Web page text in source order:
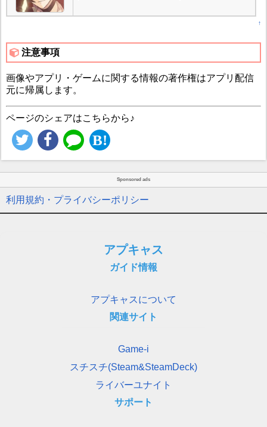
↑
注意事項
画像やアプリ・ゲームに関する情報の著作権はアプリ配信
元に帰属します。
ページのシェアはこちらから♪
Sponsored ads
利用規約・プライバシーポリシー
アプキャス
ガイド情報
アプキャスについて
関連サイト
Game-i
スチスチ(Steam&SteamDeck)
ライバーユナイト
サポート